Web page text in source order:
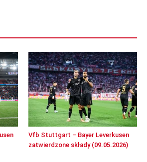
Vfb Stuttgart – Bayer Leverkusen
zatwierdzone składy (09.05.2026)